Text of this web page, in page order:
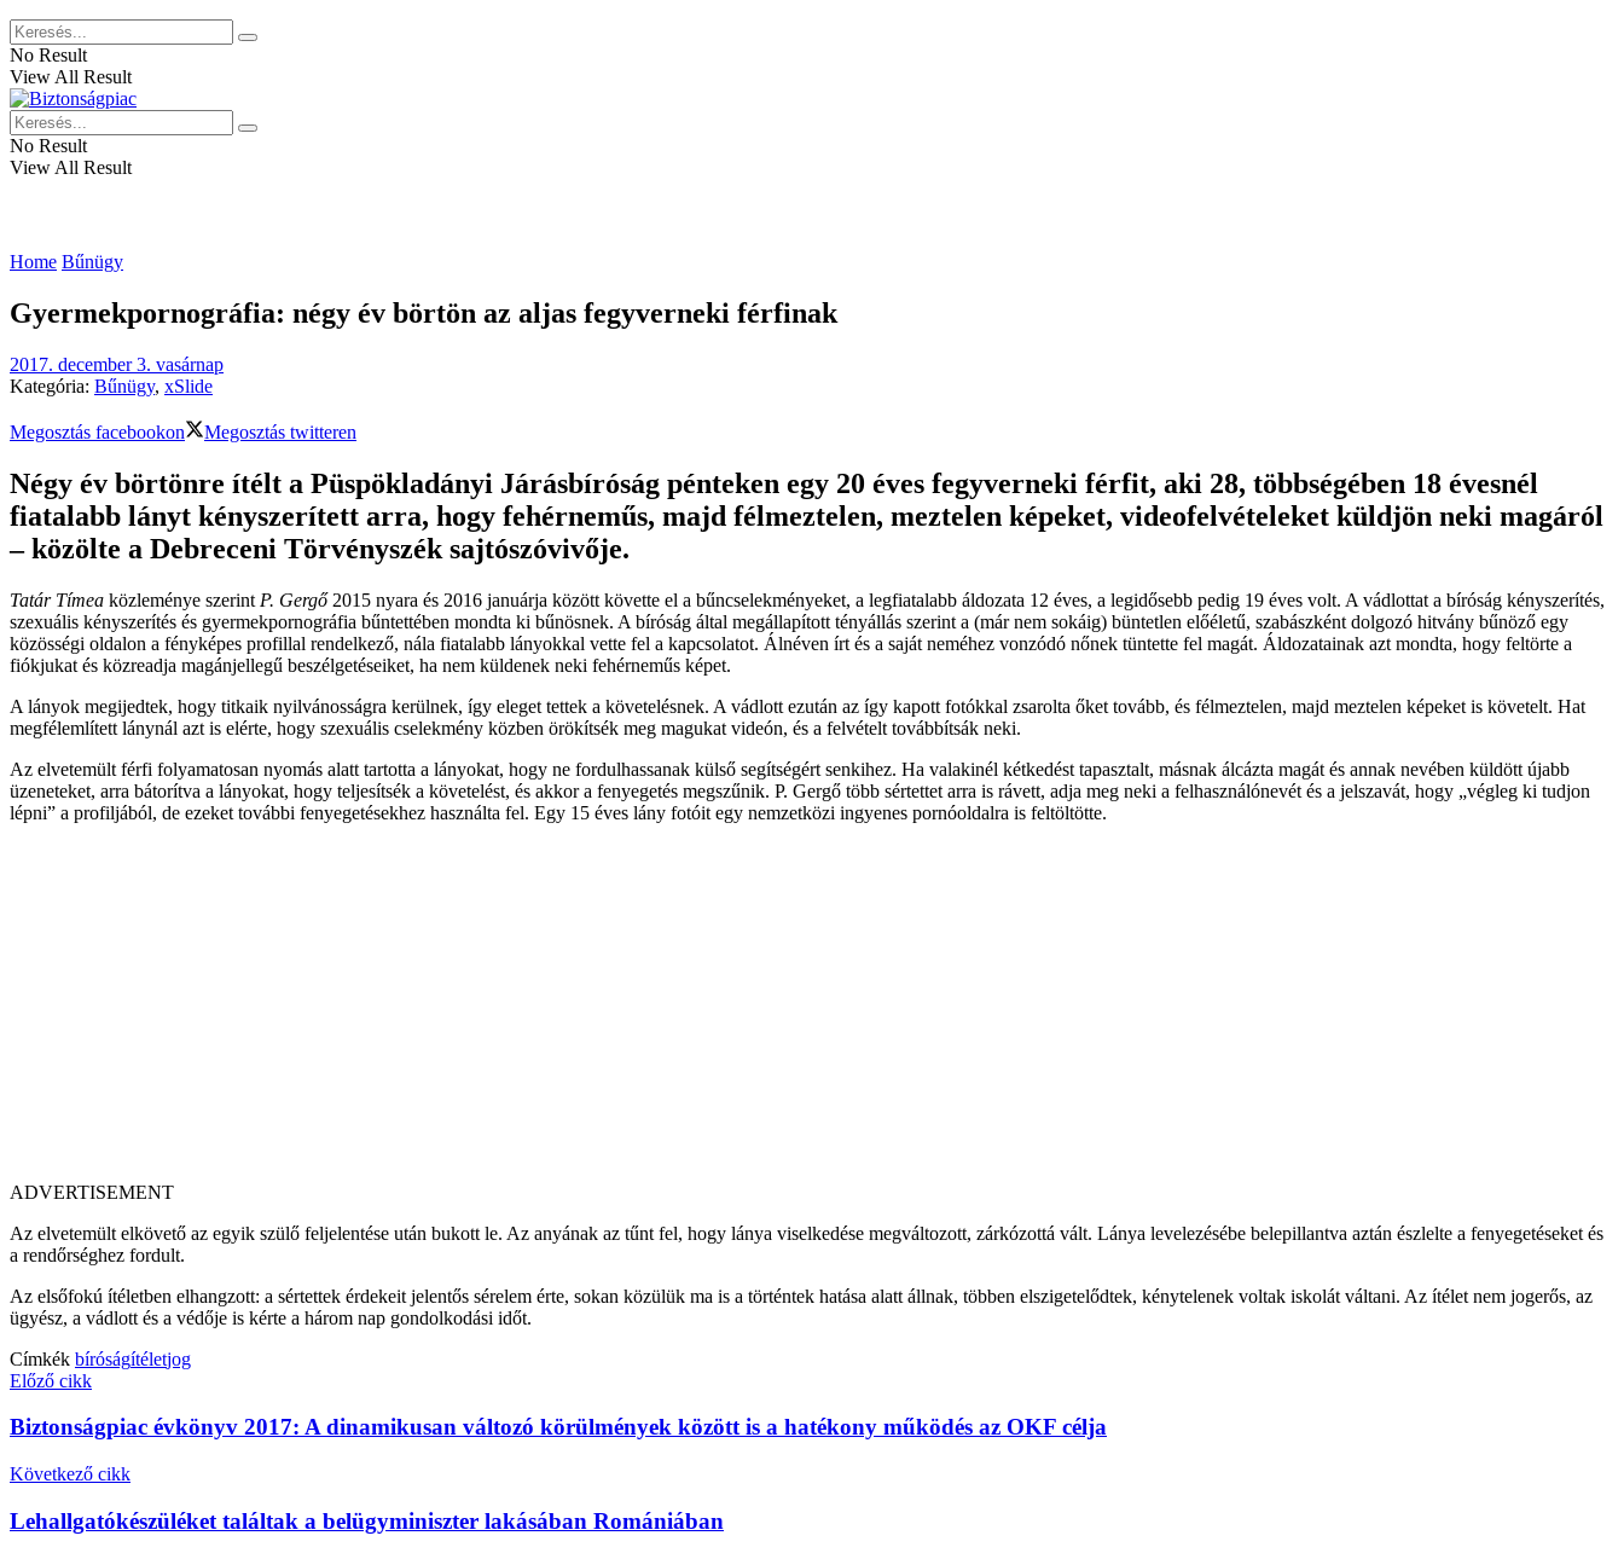
No Result
View All Result
No Result
View All Result
Home Bűnügy
Gyermekpornográfia: négy év börtön az aljas fegyverneki férfinak
2017. december 3. vasárnap
Kategória: Bűnügy, xSlide
Megosztás facebookon Megosztás twitteren
Négy év börtönre ítélt a Püspökladányi Járásbíróság pénteken egy 20 éves fegyverneki férfit, aki 28, többségében 18 évesnél
fiatalabb lányt kényszerített arra, hogy fehérneműs, majd félmeztelen, meztelen képeket, videofelvételeket küldjön neki magáról
– közölte a Debreceni Törvényszék sajtószóvivője.
Tatár Tímea közleménye szerint P. Gergő2015 nyara és 2016 januárja között követte el a bűncselekményeket, a legfiatalabb áldozata 12 éves, a legidősebb pedig 19 éves volt. A vádlottat a bíróság kényszerítés,
szexuális kényszerítés és gyermekpornográfia bűntettében mondta ki bűnösnek. A bíróság által megállapított tényállás szerint a (már nem sokáig) büntetlen előéletű, szabászként dolgozó hitvány bűnöző egy
közösségi oldalon a fényképes profillal rendelkező, nála fiatalabb lányokkal vette fel a kapcsolatot. Álnéven írt és a saját neméhez vonzódó nőnek tüntette fel magát. Áldozatainak azt mondta, hogy feltörte a
fiókjukat és közreadja magánjellegű beszélgetéseiket, ha nem küldenek neki fehérneműs képet.
A lányok megijedtek, hogy titkaik nyilvánosságra kerülnek, így eleget tettek a követelésnek. A vádlott ezután az így kapott fotókkal zsarolta őket tovább, és félmeztelen, majd meztelen képeket is követelt. Hat
megfélemlített lánynál azt is elérte, hogy szexuális cselekmény közben örökítsék meg magukat videón, és a felvételt továbbítsák neki.
Az elvetemült férfi folyamatosan nyomás alatt tartotta a lányokat, hogy ne fordulhassanak külső segítségért senkihez. Ha valakinél kétkedést tapasztalt, másnak álcázta magát és annak nevében küldött újabb
üzeneteket, arra bátorítva a lányokat, hogy teljesítsék a követelést, és akkor a fenyegetés megszűnik. P. Gergő több sértettet arra is rávett, adja meg neki a felhasználónevét és a jelszavát, hogy „végleg ki tudjon
lépni” a profiljából, de ezeket további fenyegetésekhez használta fel. Egy 15 éves lány fotóit egy nemzetközi ingyenes pornóoldalra is feltöltötte.
ADVERTISEMENT
Az elvetemült elkövető az egyik szülő feljelentése után bukott le. Az anyának az tűnt fel, hogy lánya viselkedése megváltozott, zárkózottá vált. Lánya levelezésébe belepillantva aztán észlelte a fenyegetéseket és
a rendőrséghez fordult.
Az elsőfokú ítéletben elhangzott: a sértettek érdekeit jelentős sérelem érte, sokan közülük ma is a történtek hatása alatt állnak, többen elszigetelődtek, kénytelenek voltak iskolát váltani. Az ítélet nem jogerős, az
ügyész, a vádlott és a védője is kérte a három nap gondolkodási időt.
Címkék bíróságítéletjog
Előző cikk
Biztonságpiac évkönyv 2017: A dinamikusan változó körülmények között is a hatékony működés az OKF célja
Következő cikk
Lehallgatókészüléket találtak a belügyminiszter lakásában Romániában